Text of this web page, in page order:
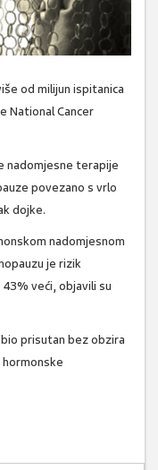
od milijun ispitanica
National Cancer
nadomjesne terapije
povezano s vrlo
dojke.
nadomjesnom
je rizik
veći, objavili su
prisutan bez obzira